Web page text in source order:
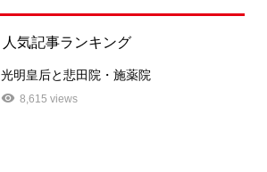
人気記事ランキング
光明皇后と悲田院・施薬院
8,615 views